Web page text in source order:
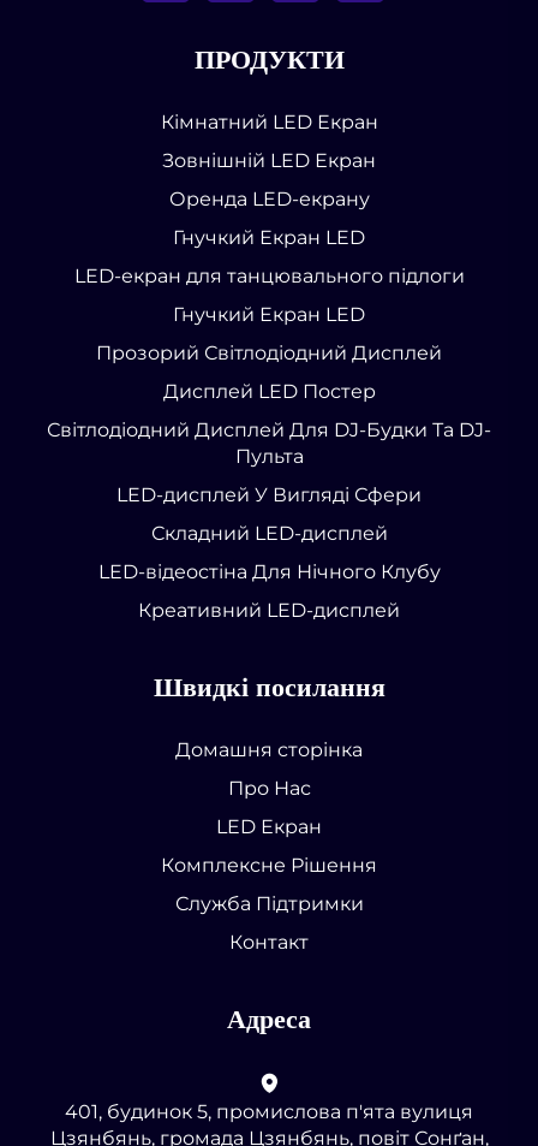
ПРОДУКТИ
Кімнатний LED Екран
Зовнішній LED Екран
Оренда LED-екрану
Гнучкий Екран LED
LED-екран для танцювального підлоги
Гнучкий Екран LED
Прозорий Світлодіодний Дисплей
Дисплей LED Постер
Світлодіодний Дисплей Для DJ-Будки Та DJ-
Пульта
LED-дисплей У Вигляді Сфери
Складний LED-дисплей
LED-відеостіна Для Нічного Клубу
Креативний LED-дисплей
Швидкі посилання
Домашня сторінка
Про Нас
LED Екран
Комплексне Рішення
Служба Підтримки
Контакт
Адреса
401, будинок 5, промислова п'ята вулиця
Цзянбянь, громада Цзянбянь, повіт Сонґан,